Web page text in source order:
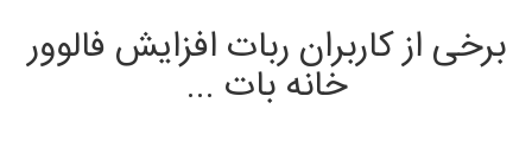
برخی از کاربران ربات افزایش فالوور
خانه بات ...